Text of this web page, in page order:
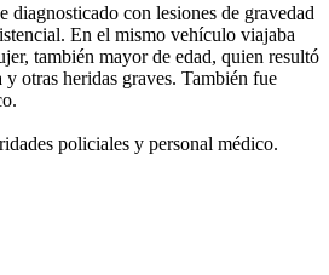
diagnosticado con lesiones de gravedad
En el mismo vehículo viajaba
también mayor de edad, quien resultó
otras heridas graves. También fue
policiales y personal médico.